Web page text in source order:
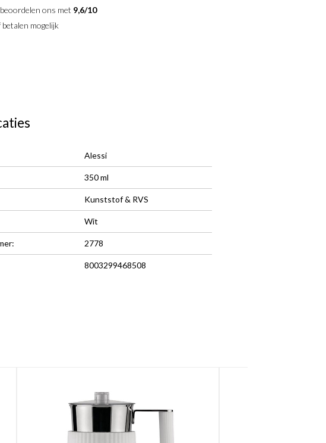
ons met 9,6/10
mogelijk
Alessi
350 ml
Kunststof & RVS
Wit
2778
8003299468508